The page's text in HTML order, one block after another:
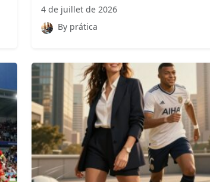
4 de juillet de 2026
By prática